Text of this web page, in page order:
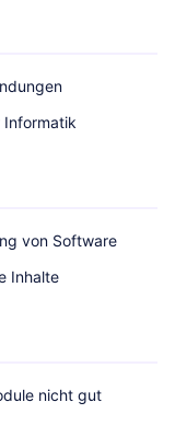
Informatik
von Software
Inhalte
nicht gut